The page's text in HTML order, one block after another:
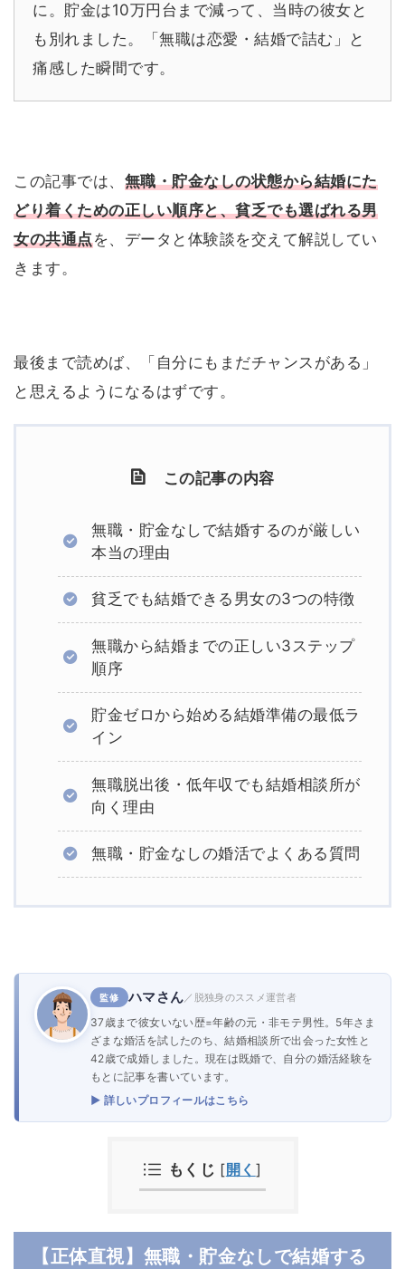
に。貯金は10万円台まで減って、当時の彼女と
も別れました。「無職は恋愛・結婚で詰む」と
痛感した瞬間です。
この記事では、 無職・貯金なしの状態から結婚にた
どり着くための正しい順序と、貧乏でも選ばれる男
女の共通点を、データと体験談を交えて解説してい
きます。
最後まで読めば、「自分にもまだチャンスがある」
と思えるようになるはずです。
この記事の内容
無職・貯金なしで結婚するのが厳しい
本当の理由
貧乏でも結婚できる男女の3つの特徴
無職から結婚までの正しい3ステップ
順序
貯金ゼロから始める結婚準備の最低ラ
イン
無職脱出後・低年収でも結婚相談所が
向く理由
無職・貯金なしの婚活でよくある質問
監修 ハマさん ／脱独身のススメ運営者
37歳まで彼女いない歴=年齢の元・非モテ男性。5年さま
ざまな婚活を試したのち、結婚相談所で出会った女性と
42歳で成婚しました。現在は既婚で、自分の婚活経験を
もとに記事を書いています。
▶ 詳しいプロフィールはこちら
もくじ [開く ]
【正体直視】無職・貯金なしで結婚する